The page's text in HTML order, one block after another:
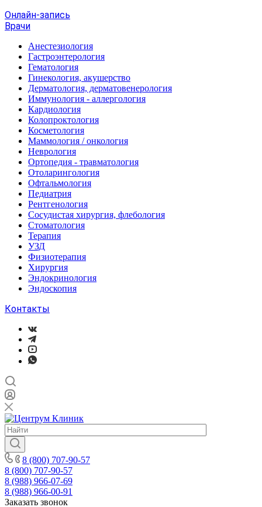
Онлайн-запись
Врачи
Анестезиология
Гастроэнтерология
Гематология
Гинекология, акушерство
Дерматология, дерматовенерология
Иммунология - аллергология
Кардиология
Колопроктология
Косметология
Маммология / онкология
Неврология
Ортопедия - травматология
Отоларингология
Офтальмология
Педиатрия
Рентгенология
Сосудистая хирургия, флебология
Стоматология
Терапия
УЗД
Физиотерапия
Хирургия
Эндокринология
Эндоскопия
Контакты
8 (800) 707-90-57
8 (800) 707-90-57
8 (988) 966-07-69
8 (988) 966-00-91
Заказать звонок